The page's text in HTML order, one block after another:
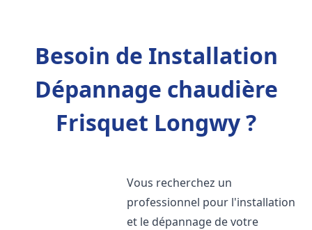
Besoin de Installation
Dépannage chaudière
Frisquet Longwy ?
Vous recherchez un
professionnel pour l'installation
et le dépannage de votre